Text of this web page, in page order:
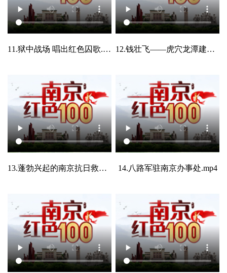
11.狱中战场 唱出红色囚歌.mp4 12.钱壮飞——虎穴龙潭建奇功.mp4
13.蓬勃兴起的南京抗日救亡运动.mp4 14.八路军驻南京办事处.mp4